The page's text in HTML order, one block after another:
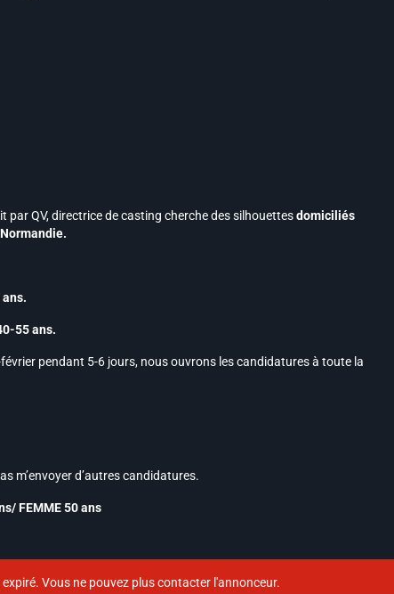
par QV, directrice de casting cherche des silhouettesdomiciliés
55 ans.
pendant 5-6 jours, nous ouvrons les candidatures à toute la
m’envoyer d’autres candidatures.
FEMME 50 ans
Vous ne pouvez plus contacter l'annonceur.